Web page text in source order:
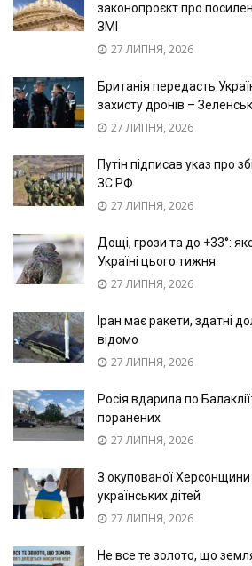
законопроєкт про
ЗМІ
27 ЛИПНЯ, 2026
Британія передасть
захисту дронів –
27 ЛИПНЯ, 2026
Путін підписав указ про
ЗС РФ
27 ЛИПНЯ, 2026
Дощі, грози та до +33°:
Україні цього тижня
27 ЛИПНЯ, 2026
Іран має ракети, здатні
відомо
27 ЛИПНЯ, 2026
Росія вдарила по
поранених
27 ЛИПНЯ, 2026
З окупованої
українських дітей
27 ЛИПНЯ, 2026
Не все те золото, що